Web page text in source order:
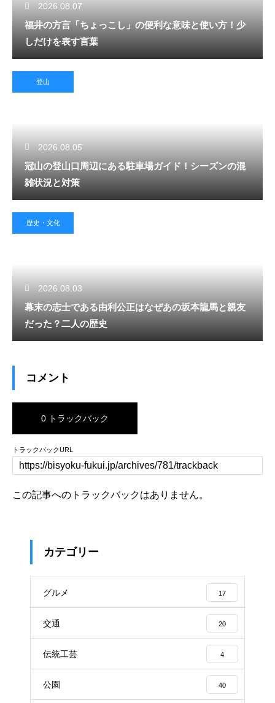
2026.08.07
福井の方言「ちょっこし」の便利な意味と使い方！少
しだけを表す言葉
登山
2026.08.05
冠山の登山口周辺にある駐車場ガイド！シーズンの混
雑状況と対策
歴史・文化
2026.08.03
幕末の志士である由利公正はなぜあの坂本龍馬と親友
だった？二人の歴史
コメント
0 トラックバック
トラックバックURL
この記事へのトラックバックはありません。
カテゴリー
グルメ 17
交通 20
伝統工芸 4
公園 40